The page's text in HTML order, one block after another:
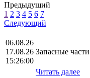
Предыдущий
1 2 3 4 5 6 7
Следующий
06.08.26
17.08.26
15:26:00
Запасные
Читать далее